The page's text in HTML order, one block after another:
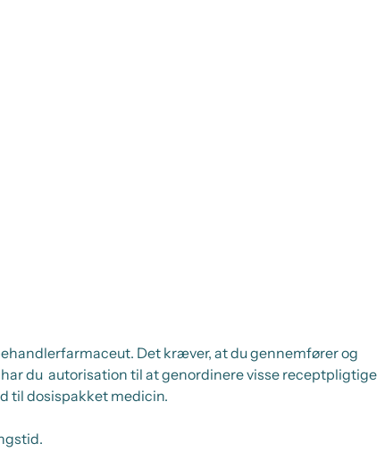
Det kræver, at du gennemfører og
du autorisation til at genordinere visse receptpligtige
til dosispakket medicin.